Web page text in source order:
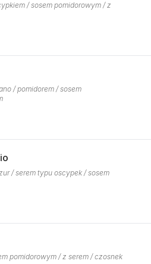
/ sosem pomidorowym / z
/ pomidorem / sosem
/ serem typu oscypek / sosem
pomidorowym / z serem / czosnek